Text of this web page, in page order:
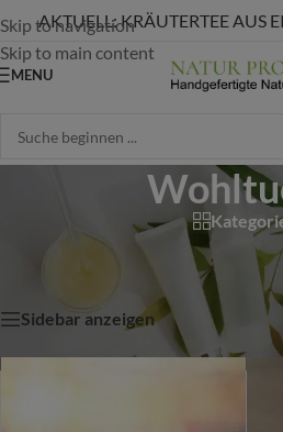
Skip to navigation
Skip to main content
AKTUELL: KRÄUTERTEE AUS
MENU
Produkte
Alle 5 Ergebnisse werden angezeigt
Sidebar anzeigen